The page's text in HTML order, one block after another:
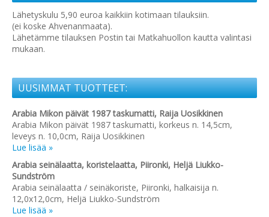
Lähetyskulu 5,90 euroa kaikkiin kotimaan tilauksiin.
(ei koske Ahvenanmaata).
Lähetämme tilauksen Postin tai Matkahuollon kautta valintasi
mukaan.
UUSIMMAT TUOTTEET:
Arabia Mikon päivät 1987 taskumatti, Raija Uosikkinen
Arabia Mikon päivät 1987 taskumatti, korkeus n. 14,5cm,
leveys n. 10,0cm, Raija Uosikkinen
Lue lisää »
Arabia seinälaatta, koristelaatta, Piironki, Heljä Liukko-
Sundström
Arabia seinälaatta / seinäkoriste, Piironki, halkaisija n.
12,0x12,0cm, Heljä Liukko-Sundström
Lue lisää »